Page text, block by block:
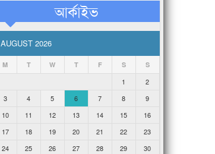
আর্কাইভ
AUGUST 2026
M T W T F S S
1
2
3
4 5 6 7 8
9
10
11 12 13 14 15
16
17
18 19 20 21 22
23
24
25 26 27 28 29
30